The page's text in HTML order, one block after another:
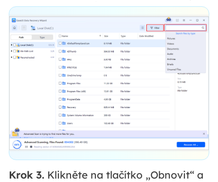
Krok 3.Klikněte na tlačítko „Obnovit“ a